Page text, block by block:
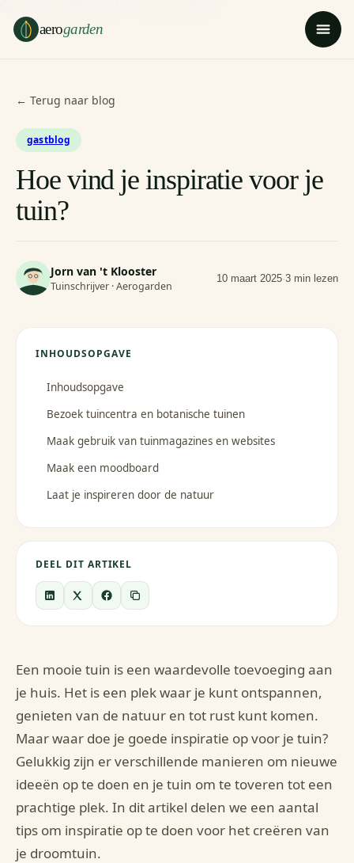
aerogarden
← Terug naar blog
gastblog
Hoe vind je inspiratie voor je
tuin?
Jorn van 't Klooster
Tuinschrijver · Aerogarden
10 maart 2025·3 min lezen
INHOUDSOPGAVE
Inhoudsopgave
Bezoek tuincentra en botanische tuinen
Maak gebruik van tuinmagazines en websites
Maak een moodboard
Laat je inspireren door de natuur
DEEL DIT ARTIKEL
Een mooie tuin is een waardevolle toevoeging aan
je huis. Het is een plek waar je kunt ontspannen,
genieten van de natuur en tot rust kunt komen.
Maar waar doe je goede inspiratie op voor je tuin?
Gelukkig zijn er verschillende manieren om nieuwe
ideeën op te doen en je tuin om te toveren tot een
prachtige plek. In dit artikel delen we een aantal
tips om inspiratie op te doen voor het creëren van
je droomtuin.